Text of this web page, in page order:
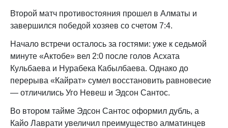
Второй матч противостояния прошел в Алматы и
завершился победой хозяев со счетом 7:4.
Начало встречи осталось за гостями: уже к седьмой
минуте «Актобе» вел 2:0 после голов Асхата
Кульбаева и Нурабека Кабылбаева. Однако до
перерыва «Кайрат» сумел восстановить равновесие
— отличились Уго Невеш и Эдсон Сантос.
Во втором тайме Эдсон Сантос оформил дубль, а
Кайо Лаврати увеличил преимущество алматинцев